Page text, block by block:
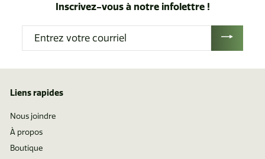
Inscrivez-vous à notre infolettre !
Entrez
votre
Liens rapides
Nous joindre
À propos
Boutique